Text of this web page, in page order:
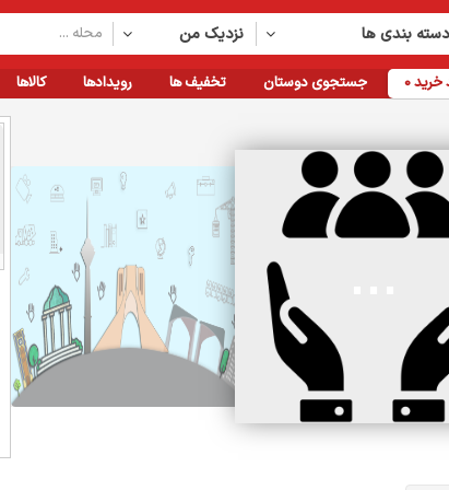
نزدیک من بندی ها
کالاها رویدادها تخفیف ها جستجوی دوستان خرید0